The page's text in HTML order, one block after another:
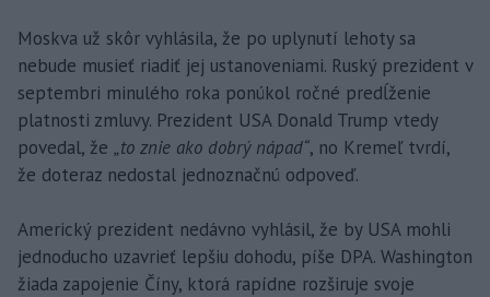
Moskva už skôr vyhlásila, že po uplynutí lehoty sa
nebude musieť riadiť jej ustanoveniami. Ruský prezident v
septembri minulého roka ponúkol ročné predĺženie
platnosti zmluvy. Prezident USA Donald Trump vtedy
povedal, že „to znie ako dobrý nápad“, no Kremeľ tvrdí,
že doteraz nedostal jednoznačnú odpoveď.
Americký prezident nedávno vyhlásil, že by USA mohli
jednoducho uzavrieť lepšiu dohodu, píše DPA. Washington
žiada zapojenie Číny, ktorá rapídne rozširuje svoje